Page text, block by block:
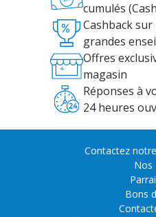
cumulés
Cashback sur
grandes
Offres
magasin
Réponses à
24 heures
Contactez
Nos
Bons